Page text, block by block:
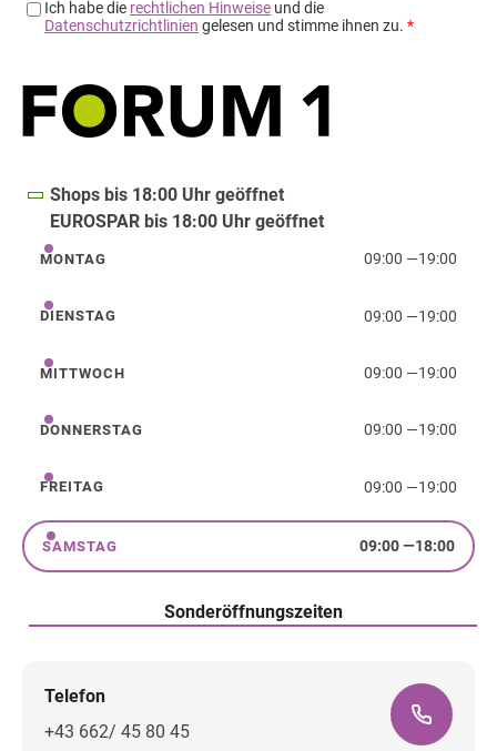
Shops bis 18:00 Uhr geöffnet
EUROSPAR bis 18:00 Uhr geöffnet
Montag
MONTAG 09:00 —19:00
Dienstag
DIENSTAG 09:00 —19:00
Mittwoch
MITTWOCH 09:00 —19:00
Donnerstag
DONNERSTAG 09:00 —19:00
Freitag
FREITAG 09:00 —19:00
Samstag
SAMSTAG 09:00—18:00
Sonderöffnungszeiten
Telefon
+43 662/ 45 80 45